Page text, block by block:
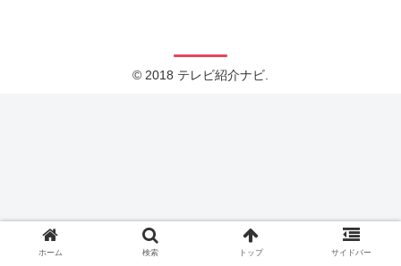
© 2018 テレビ紹介ナビ.
ホーム 検索 トップ サイドバー